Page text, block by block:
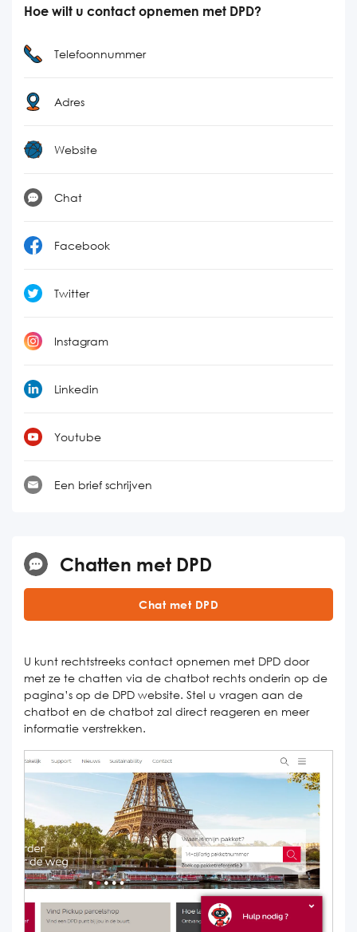
Hoe wilt u contact opnemen met DPD?
Telefoonnummer
Adres
Website
Chat
Facebook
Twitter
Instagram
Linkedin
Youtube
Een brief schrijven
Chatten met DPD
Chat met DPD
U kunt rechtstreeks contact opnemen met DPD door
met ze te chatten via de chatbot rechts onderin op de
pagina’s op de DPD website. Stel u vragen aan de
chatbot en de chatbot zal direct reageren en meer
informatie verstrekken.